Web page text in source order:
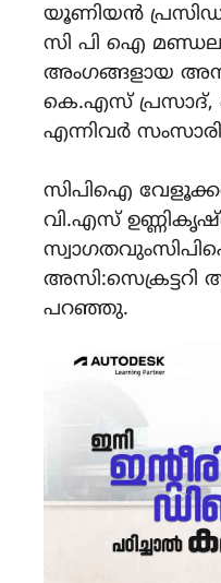
യൂണിയൻ
സി പി ഐ മണ്ഡലം
അംഗങ്ങളായ
കെ.എസ്
എന്നിവർ
സിപിഐ
വി.എസ്
അസി:സെക്രട്ടറി
പറഞ്ഞു.